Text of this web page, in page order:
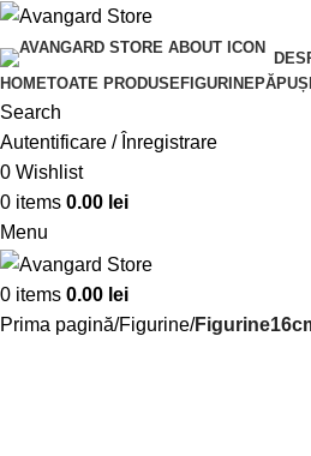
HOMETOATE PRODUSEFIGURINEPĂPUȘI
Search
Autentificare / Înregistrare
0 Wishlist
0 items 0.00 lei
Menu
0 items 0.00 lei
Prima pagină Figurine